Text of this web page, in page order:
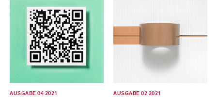
AUSGABE 04 2021 AUSGABE 02 2021